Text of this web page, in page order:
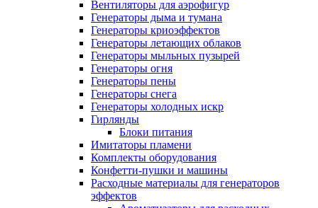
Вентиляторы для аэрофигур
Генераторы дыма и тумана
Генераторы криоэффектов
Генераторы летающих облаков
Генераторы мыльных пузырей
Генераторы огня
Генераторы пены
Генераторы снега
Генераторы холодных искр
Гирлянды
Блоки питания
Имитаторы пламени
Комплекты оборудования
Конфетти-пушки и машины
Расходные материалы для генераторов
эффектов